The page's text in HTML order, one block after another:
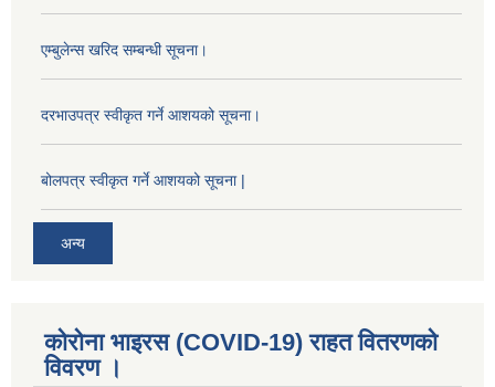
एम्बुलेन्स खरिद सम्बन्धी सूचना।
दरभाउपत्र स्वीकृत गर्ने आशयको सूचना।
बोलपत्र स्वीकृत गर्ने आशयको सूचना |
अन्य
कोरोना भाइरस (COVID-19) राहत वितरणको
विवरण ।